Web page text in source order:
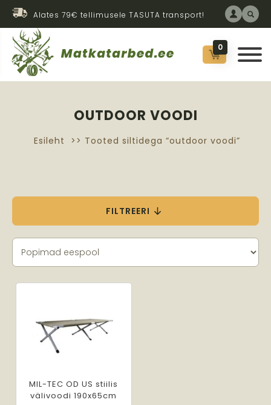
Alates 79€ tellimusele TASUTA transport!
0
OUTDOOR VOODI
Esileht >> Tooted siltidega “outdoor voodi”
FILTREERI
MIL-TEC OD US stiilis
välivoodi 190x65cm